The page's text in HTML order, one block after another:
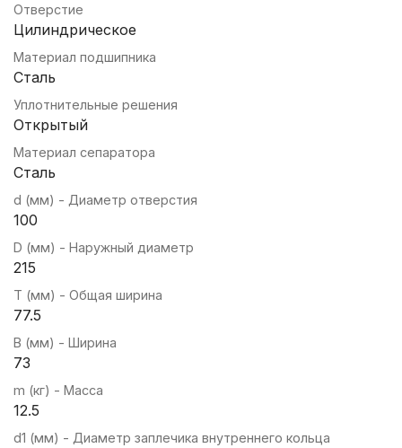
Отверстие
Цилиндрическое
Материал подшипника
Сталь
Уплотнительные решения
Открытый
Материал сепаратора
Сталь
d (мм) - Диаметр отверстия
100
D (мм) - Наружный диаметр
215
T (мм) - Общая ширина
77.5
B (мм) - Ширина
73
m (кг) - Масса
12.5
d1 (мм) - Диаметр заплечика внутреннего кольца